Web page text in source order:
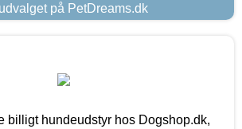
på PetDreams.dk
billigt hundeudstyr hos Dogshop.dk,